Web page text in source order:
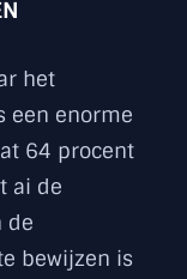
het
een enorme
64 procent
ai de
de
bewijzen is